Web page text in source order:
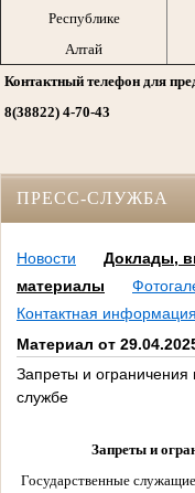
Республике
Алтай
Контактный телефон для
8(38822) 4-70-43
ПРЕСС-СЛУЖБА
Новости
Доклады,
материалы
Контактная информация
Материал от
Запреты и ограничения
службе
Запреты и
Государственные